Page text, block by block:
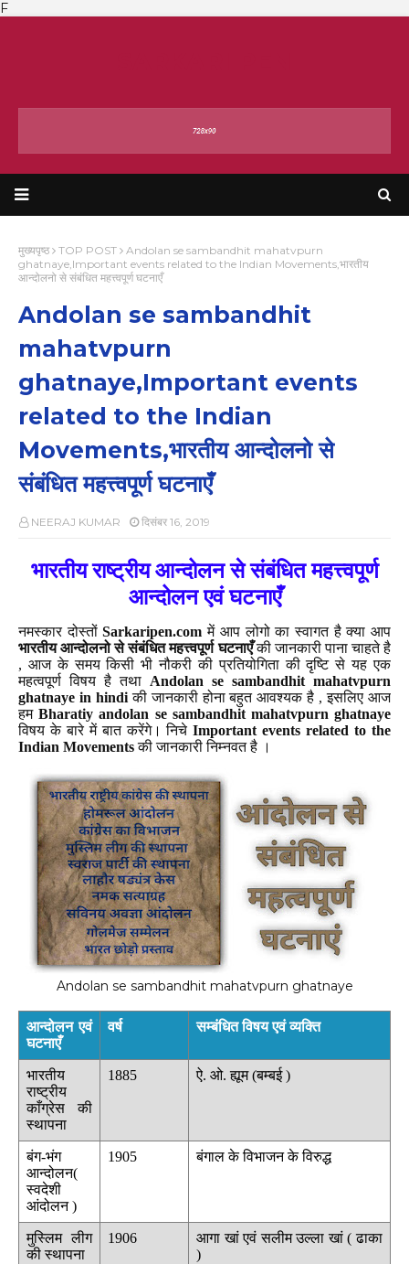
F
मुख्यपृष्ठ TOP POST
Andolan se sambandhit mahatvpurn
ghatnaye,Important events related to the Indian Movements,भारतीय
आन्दोलनो से संबंधित महत्त्वपूर्ण घटनाएँ
Andolan se sambandhit
mahatvpurn
ghatnaye,Important events
related to the Indian
Movements,भारतीय आन्दोलनो से
संबंधित महत्त्वपूर्ण घटनाएँ
NEERAJ KUMAR दिसंबर 16, 2019
भारतीय राष्ट्रीय आन्दोलन से संबंधित महत्त्वपूर्ण
आन्दोलन एवं घटनाएँ
नमस्कार दोस्तोंSarkaripen.com में आप लोगो का स्वागत है क्या आप
भारतीय आन्दोलनो से संबंधित महत्त्वपूर्ण घटनाएँकी जानकारी पाना चाहते है
, आज के समय किसी भी नौकरी की प्रतियोगिता की दृष्टि से यह एक
महत्वपूर्ण विषय है तथा Andolan se sambandhit mahatvpurn
ghatnaye in hindiकी जानकारी होना बहुत आवश्यक है , इसलिए आज
हमBharatiy andolan se sambandhit mahatvpurn ghatnaye
विषय के बारे में बात करेंगे। निचेImportant events related to the
Indian Movementsकी जानकारी निम्नवत है ।
Andolan se sambandhit mahatvpurn ghatnaye
आन्दोलन एवं
घटनाएँ
वर्ष सम्बंधित विषय एवं व्यक्ति
भारतीय
राष्ट्रीय
काँग्रेस की
स्थापना
1885 ऐ. ओ. ह्यूम (बम्बई )
बंग-भंग
आन्दोलन(
स्वदेशी
आंदोलन )
1905 बंगाल के विभाजन के विरुद्ध
मुस्लिम लीग
की स्थापना
1906
आगा खां एवं सलीम उल्ला खां ( ढाका
)